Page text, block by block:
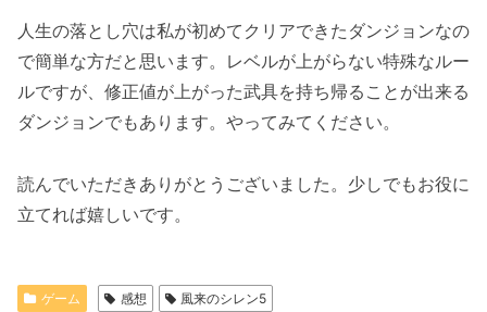
人生の落とし穴は私が初めてクリアできたダンジョンなの
で簡単な方だと思います。レベルが上がらない特殊なルー
ルですが、修正値が上がった武具を持ち帰ることが出来る
ダンジョンでもあります。やってみてください。
読んでいただきありがとうございました。少しでもお役に
立てれば嬉しいです。
ゲーム 感想 風来のシレン5